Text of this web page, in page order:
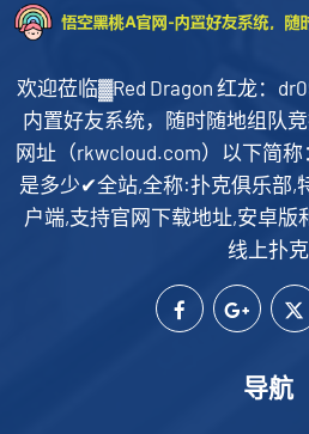
欢迎莅临▓Red Dragon 红龙：
内置好友系统，随时随地组队
网址（rkwcloud.com）以下简
是多少✔全站,全称:扑克俱乐部,
户端,支持官网下载地址,安卓版
线上扑克
导航